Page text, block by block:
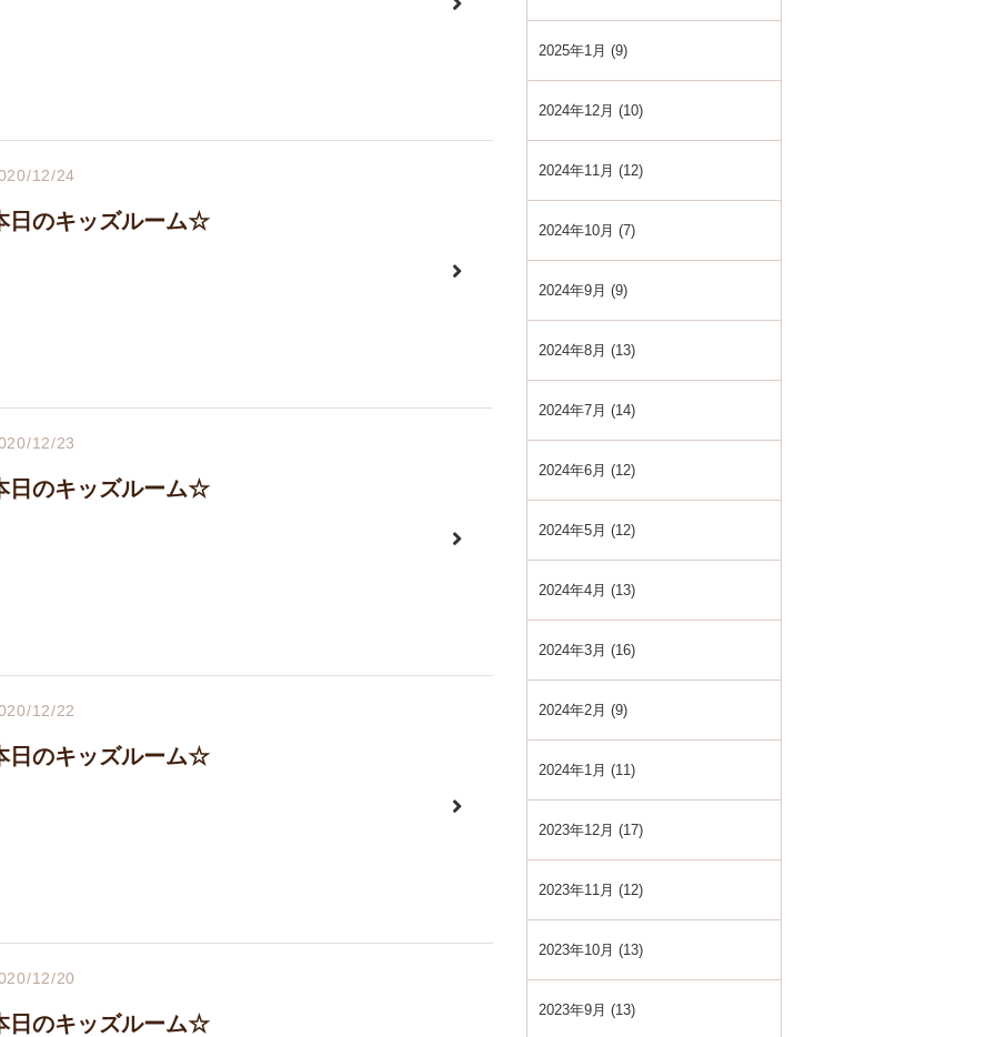
12/24
日のキッズルーム☆
12/23
日のキッズルーム☆
12/22
日のキッズルーム☆
12/20
日のキッズルーム☆
2025年1月 (9)
2024年12月 (10)
2024年11月 (12)
2024年10月 (7)
2024年9月 (9)
2024年8月 (13)
2024年7月 (14)
2024年6月 (12)
2024年5月 (12)
2024年4月 (13)
2024年3月 (16)
2024年2月 (9)
2024年1月 (11)
2023年12月 (17)
2023年11月 (12)
2023年10月 (13)
2023年9月 (13)